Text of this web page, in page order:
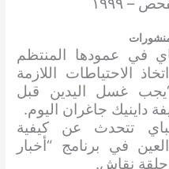
في عمودها المنتظم
الاحتياطات اللازمة
غسل اليدين قبل
داينيك جاغران اليوم.
تتحدث عن كيفية
في برنامج “أخبار
حلقة نقاش.